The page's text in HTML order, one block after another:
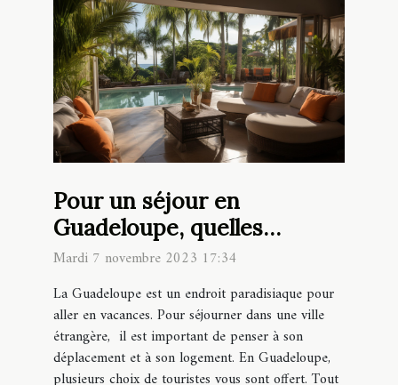
Pour un séjour en
Guadeloupe, quelles
locations choisir ?
Mardi 7 novembre 2023 17:34
La Guadeloupe est un endroit paradisiaque pour
aller en vacances. Pour séjourner dans une ville
étrangère, il est important de penser à son
déplacement et à son logement. En Guadeloupe,
plusieurs choix de touristes vous sont offert. Tout